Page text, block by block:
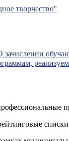
творчество"